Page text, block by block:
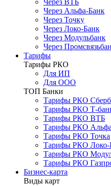
Через ВТБ
Через Альфа-Банк
Через Точку
Через Локо-Банк
Через Модульбанк
Через
Тарифы
Тарифы РКО
Для ИП
Для ООО
ТОП Банки
Тарифы РКО
Тарифы РКО Т-
Тарифы РКО ВТБ
Тарифы РКО
Тарифы РКО Точка
Тарифы РКО Локо-
Тарифы РКО
Тарифы РКО
Бизнес-карта
Виды карт